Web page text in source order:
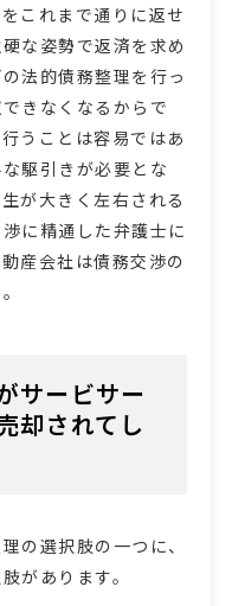
これまで通りに返せ
な姿勢で返済を求め
法的債務整理を行っ
きなくなるからで
うことは容易ではあ
駆引きが必要とな
が大きく左右される
に精通した弁護士に
産会社は債務交渉の
サービサー
却されてし
の選択肢の一つに、
があります。